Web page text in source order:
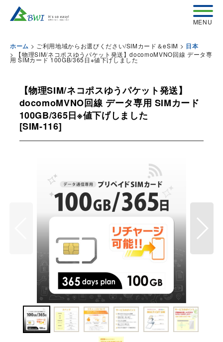
ホーム > ご利用地域からお選びください/SIMカード＆eSIM > 日本
>
【物理SIM/ネコポスゆうパケット発送】docomoMVNO回線 データ専
用 SIMカード 100GB/365日※値下げしました
【物理SIM/ネコポスゆうパケット発送】
docomoMVNO回線 データ専用 SIMカード
100GB/365日※値下げしました
[SIM-116]